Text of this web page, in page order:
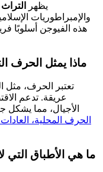
يظهر التراث
والإمبراطوريات
هذه الفيوجن أسلوبًا
ماذا يمثل الحرف
تعتبر الحرف، مثل
عريقة. تدعم
الأجيال، مما
الحرف المحلية،
ما هي الأطباق التي